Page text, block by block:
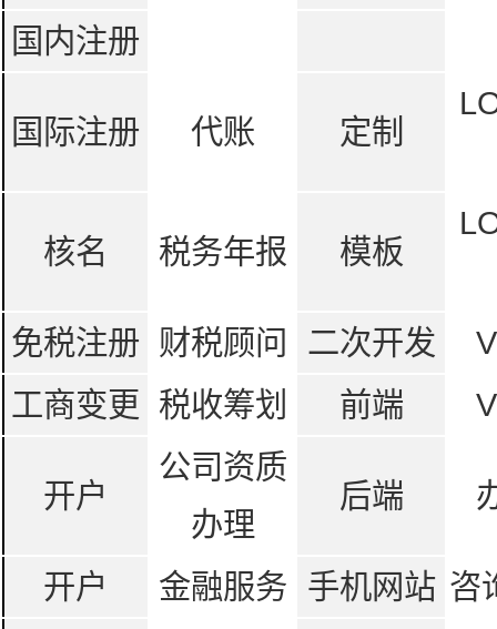
国内注册
国际注册 代账 定制
核名 税务年报 模板
免税注册 财税顾问 二次开发
工商变更
税收筹划 前端
开户
公司资质
办理
后端
开户 金融服务 手机网站 咨